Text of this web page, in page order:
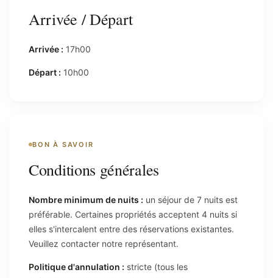
Arrivée / Départ
Arrivée : 17h00
Départ : 10h00
BON À SAVOIR
Conditions générales
Nombre minimum de nuits : un séjour de 7 nuits est
préférable. Certaines propriétés acceptent 4 nuits si
elles s'intercalent entre des réservations existantes.
Veuillez contacter notre représentant.
Politique d'annulation : stricte (tous les